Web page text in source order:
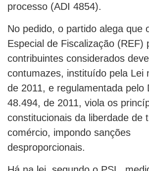
processo (ADI 4854).
No pedido, o partido alega que
Especial de Fiscalização (REF)
contribuintes considerados
contumazes, instituído pela Lei
de 2011, e regulamentada pelo
48.494, de 2011, viola os
constitucionais da liberdade de
comércio, impondo sanções
desproporcionais.